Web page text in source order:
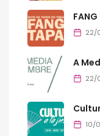
22/
A
22/
10/